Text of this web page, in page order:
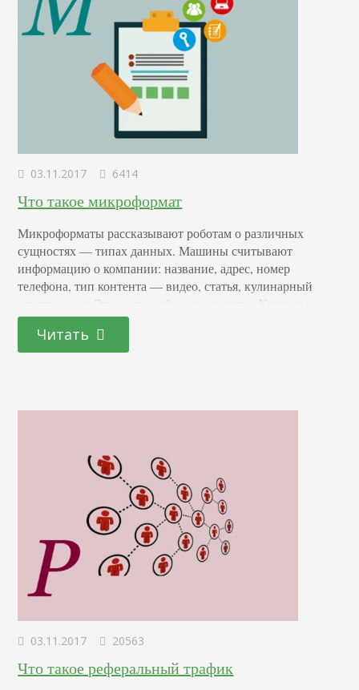
03.11.2017 6414
Что такое микроформат
Микроформаты рассказывают роботам о различных
сущностях — типах данных. Машины считывают
информацию о компании: название, адрес, номер
телефона, тип контента — видео, статья, кулинарный
рецепт и т. д. Это — своеобразная визитка. Когда вы
получаете карточку, вы видите на ней имя человека, его
телефон и адрес, профессию. Микроформат на странице
можно сравнить с такой карточкой, которая выдается
Читать
03.11.2017 20563
Что такое реферальный трафик